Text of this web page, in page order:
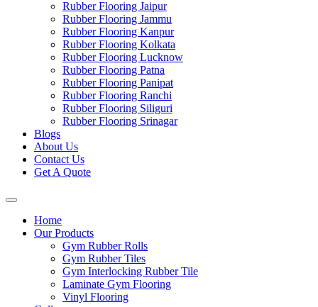
Rubber Flooring Jaipur
Rubber Flooring Jammu
Rubber Flooring Kanpur
Rubber Flooring Kolkata
Rubber Flooring Lucknow
Rubber Flooring Patna
Rubber Flooring Panipat
Rubber Flooring Ranchi
Rubber Flooring Siliguri
Rubber Flooring Srinagar
Blogs
About Us
Contact Us
Get A Quote
Home
Our Products
Gym Rubber Rolls
Gym Rubber Tiles
Gym Interlocking Rubber Tile
Laminate Gym Flooring
Vinyl Flooring